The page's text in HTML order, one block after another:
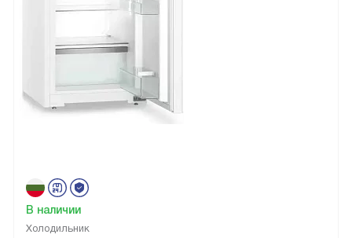
Холодильник
В наличии